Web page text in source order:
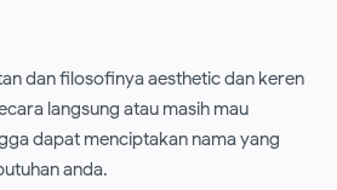
dan filosofinya aesthetic dan keren
langsung atau masih mau
dapat menciptakan nama yang
anda.